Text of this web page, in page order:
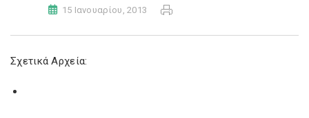
15 Ιανουαρίου, 2013
Σχετικά Αρχεία: